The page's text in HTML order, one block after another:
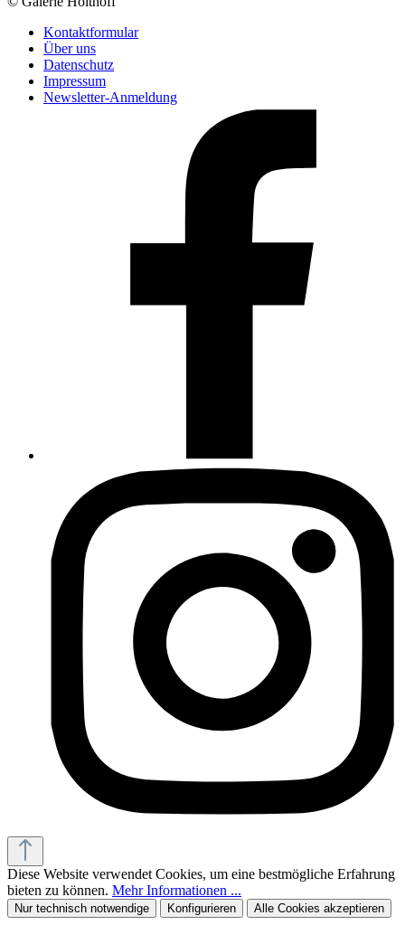
Kontaktformular
Über uns
Datenschutz
Impressum
Newsletter-Anmeldung
Diese Website verwendet Cookies, um eine bestmögliche Erfahrung
bieten zu können. Mehr Informationen ...
Nur technisch notwendige Konfigurieren Alle Cookies akzeptieren